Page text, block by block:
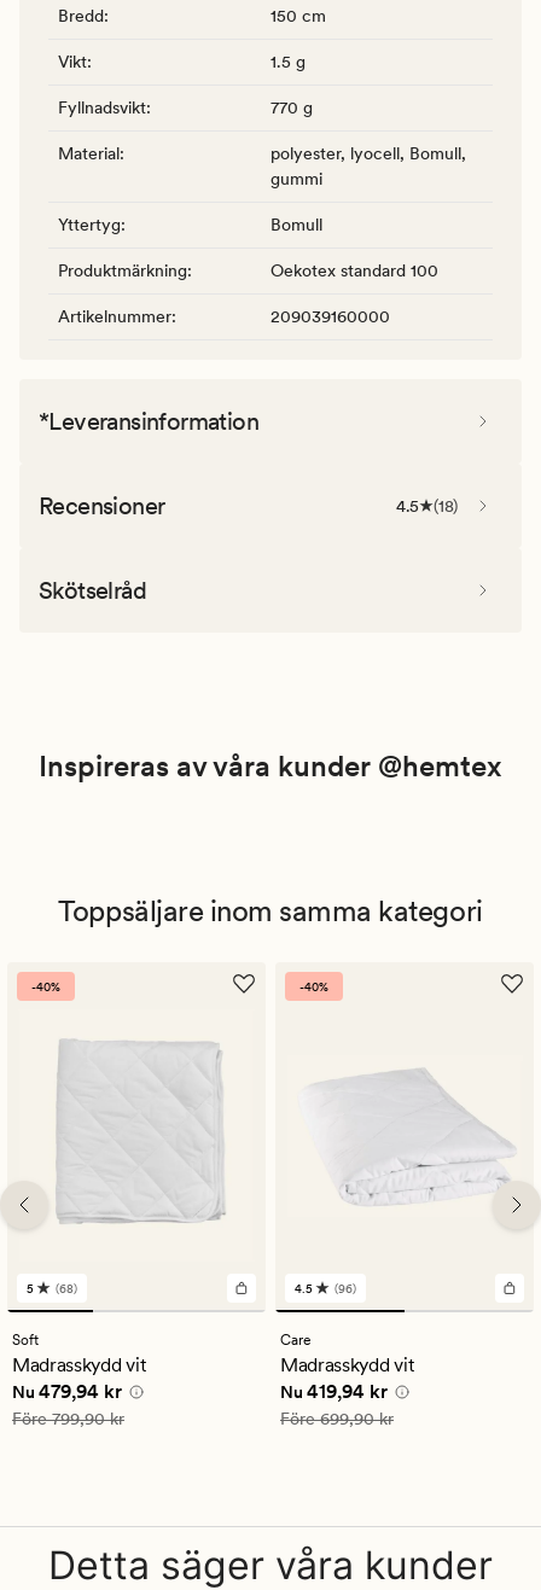
Bredd: 150 cm
Vikt: 1.5 g
Fyllnadsvikt: 770 g
Material:
polyester, lyocell, Bomull,
gummi
Yttertyg: Bomull
Produktmärkning: Oekotex standard 100
Artikelnummer: 209039160000
*Leveransinformation
Recensioner 4.5 (18)
Skötselråd
Inspireras av våra kunder @hemtex
Toppsäljare inom samma kategori
-40%
68
omdömen
med
ett
genomsnittligt
betyg
på
5
5 (68)
Soft
Madrasskydd vit
Nuvarande pris
Nu 479,94 kr
Ordinarie pris 799,90 kr
Före799,90 kr
-40%
96
omdömen
med
ett
genomsnittligt
betyg
på
4.5
4.5 (96)
Care
Madrasskydd vit
Nuvarande pris
Nu 419,94 kr
Ordinarie pris 699,90 kr
Före699,90 kr
Detta säger våra kunder